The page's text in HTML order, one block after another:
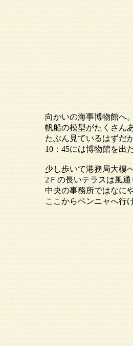
向かいの海事博物館へ。手
帆船の模型がたくさんある。
たぶん見ているはずだが点数
10：45には博物館を出たが
少し歩いて港務局大樓へ。坂
2Ｆの長いテラスは風通りが
中央の事務所ではなにやら手
ここからペンニャへ行けるの